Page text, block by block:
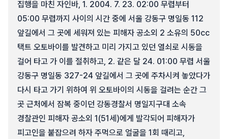
집행을 마친 자인바, 1. 2004. 7. 23. 02:00 무렵부터
05:00 무렵까지 사이의 시간 중에 서울 강동구 명일동 112
앞길에서 그 곳에 세워져 있는 피해자 공소외 2 소유의 50cc
택트 오토바이를 발견하고 미리 가지고 있던 열쇠로 시동을
걸어 타고 가 이를 절취하고, 2. 같은 달 24. 01:00 무렵 서울
강동구 명일동 327-24 앞길에서 그 곳에 주차시켜 놓았다가
다시 타고 가기 위하여 위 오토바이의 시동을 걸려는 순간 그
곳 근처에서 잠복 중이던 강동경찰서 명일지구대 소속
경찰관인 피해자 공소외 1(51세)에게 발각되어 피해자가
피고인을 붙잡으려 하자 주먹으로 얼굴을 1회 때리고,